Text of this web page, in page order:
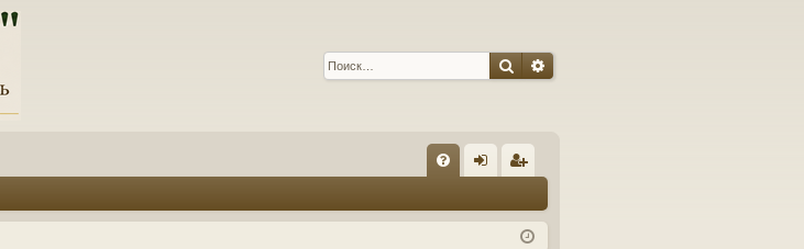
ПоискРасширенный поиск
Q д ис